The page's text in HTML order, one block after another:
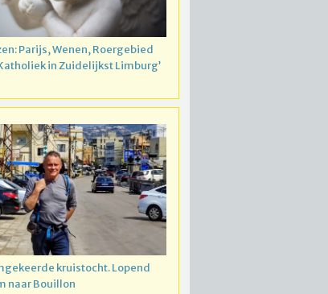
Parijs, Wenen, Roergebied
in Zuidelijkst Limburg’
kruistocht. Lopend
naar Bouillon